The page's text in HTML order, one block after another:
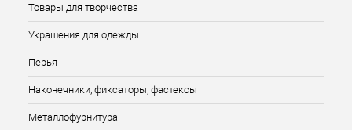
Товары для творчества
Украшения для одежды
Перья
Наконечники, фиксаторы, фастексы
Металлофурнитура